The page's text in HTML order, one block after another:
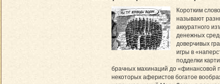
Коротким
называют
аккуратного
денежных
доверчивых
игры в
подделки
брачных махинаций до «финансовой
некоторых аферистов богатое